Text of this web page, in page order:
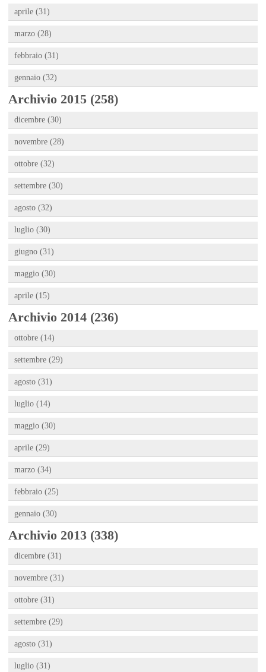
aprile (31)
marzo (28)
febbraio (31)
gennaio (32)
Archivio 2015 (258)
dicembre (30)
novembre (28)
ottobre (32)
settembre (30)
agosto (32)
luglio (30)
giugno (31)
maggio (30)
aprile (15)
Archivio 2014 (236)
ottobre (14)
settembre (29)
agosto (31)
luglio (14)
maggio (30)
aprile (29)
marzo (34)
febbraio (25)
gennaio (30)
Archivio 2013 (338)
dicembre (31)
novembre (31)
ottobre (31)
settembre (29)
agosto (31)
luglio (31)